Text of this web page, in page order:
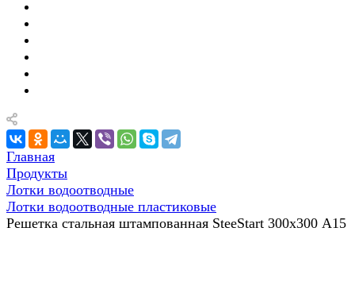
Главная
Продукты
Лотки водоотводные
Лотки водоотводные пластиковые
Решетка стальная штампованная SteeStart 300х300 А15